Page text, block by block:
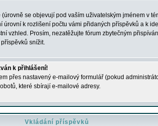
se objevují pod vaším uživatelským jménem v
k rozlišení počtu vámi přidaných příspěvků a k
vzhled. Prosím, nezatěžujte fórum zbytečným
snížit.
k přihlášení!
přes nastavený e-mailový formulář (pokud
které sbírají e-mailové adresy.
Vkládání příspěvků